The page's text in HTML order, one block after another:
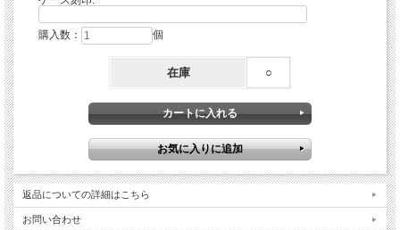
購入数： 個
在庫 ○
返品についての詳細はこちら
お問い合わせ